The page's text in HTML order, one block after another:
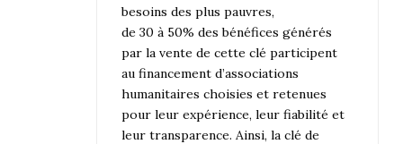
besoins des plus pauvres,
de 30 à 50% des bénéfices générés
par la vente de cette clé participent
au financement d’associations
humanitaires choisies et retenues
pour leur expérience, leur fiabilité et
leur transparence. Ainsi, la clé de